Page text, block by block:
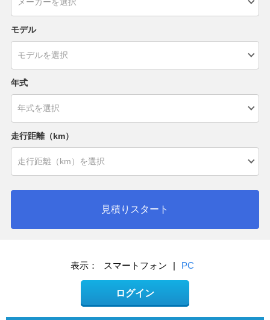
モデル
年式
走行距離（km）
見積りスタート
表示： スマートフォン | PC
ログイン